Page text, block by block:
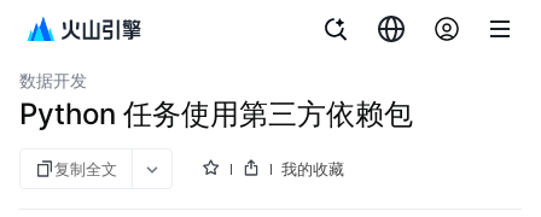
大数据研发治理套件
数据开发
Python 任务使用第三方依赖包
复制全文 我的收藏